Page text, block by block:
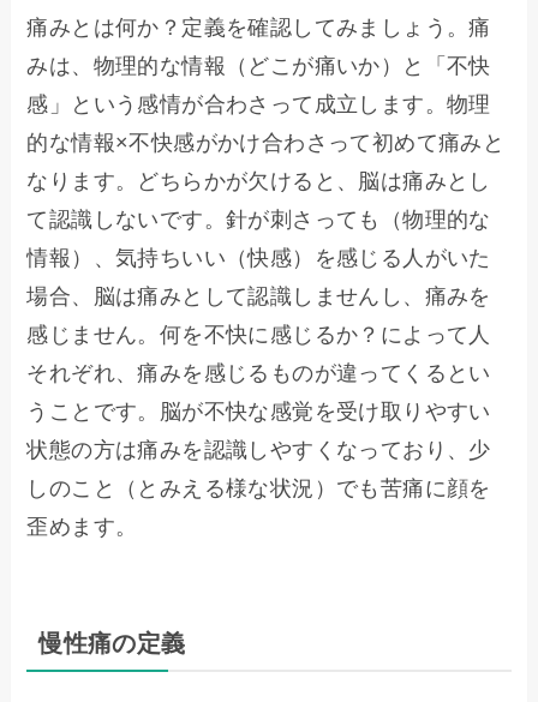
痛みとは何か？定義を確認してみましょう。痛
みは、物理的な情報（どこが痛いか）と「不快
感」という感情が合わさって成立します。物理
的な情報×不快感がかけ合わさって初めて痛みと
なります。どちらかが欠けると、脳は痛みとし
て認識しないです。針が刺さっても（物理的な
情報）、気持ちいい（快感）を感じる人がいた
場合、脳は痛みとして認識しませんし、痛みを
感じません。何を不快に感じるか？によって人
それぞれ、痛みを感じるものが違ってくるとい
うことです。脳が不快な感覚を受け取りやすい
状態の方は痛みを認識しやすくなっており、少
しのこと（とみえる様な状況）でも苦痛に顔を
歪めます。
慢性痛の定義